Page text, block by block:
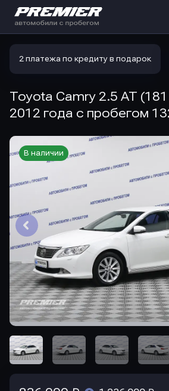
2 платежа по кредиту в подарок
Toyota Camry 2.5 AT
2012 года с пробегом
В наличии